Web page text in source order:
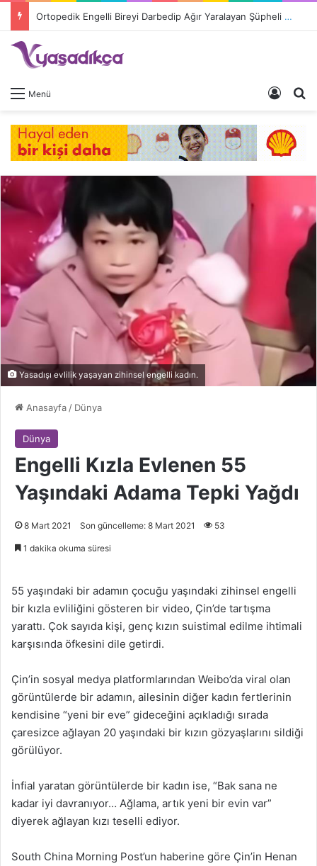
Ortopedik Engelli Bireyi Darbedip Ağır Yaralayan Şüpheli Tutuklandı
Menü Giriş
Yasadışı evlilik yaşayan zihinsel engelli kadın.
Anasayfa / Dünya
Dünya
Engelli Kızla Evlenen 55
Yaşındaki Adama Tepki Yağdı
8 Mart 2021 Son güncelleme: 8 Mart 2021 53
1 dakika okuma süresi
55 yaşındaki bir adamın çocuğu yaşındaki zihinsel engelli
bir kızla evliliğini gösteren bir video, Çin’de tartışma
yarattı. Çok sayıda kişi, genç kızın suistimal edilme ihtimali
karşısında öfkesini dile getirdi.
Çin’in sosyal medya platformlarından Weibo’da viral olan
görüntülerde bir adamın, ailesinin diğer kadın fertlerinin
kendisine “yeni bir eve” gideceğini açıkladığı sırada
çaresizce ağlayan 20 yaşındaki bir kızın gözyaşlarını sildiği
görülüyor.
İnfial yaratan görüntülerde bir kadın ise, “Bak sana ne
kadar iyi davranıyor… Ağlama, artık yeni bir evin var”
diyerek ağlayan kızı teselli ediyor.
South China Morning Post’un haberine göre Çin’in Henan